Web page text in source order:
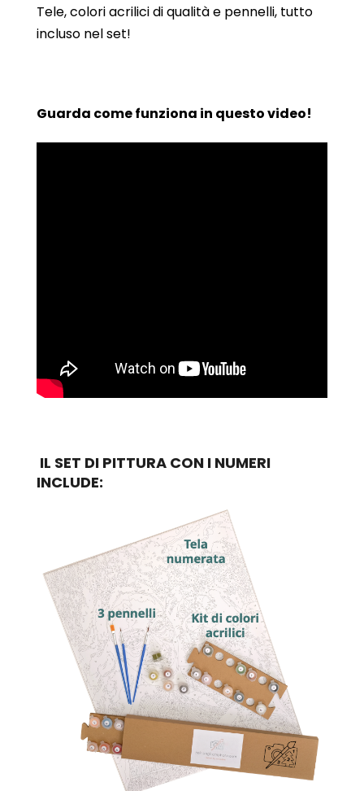
Tele, colori acrilici di qualità e pennelli, tutto
incluso nel set!
Guarda come funziona in questo video!
IL SET DI PITTURA CON I NUMERI
INCLUDE: